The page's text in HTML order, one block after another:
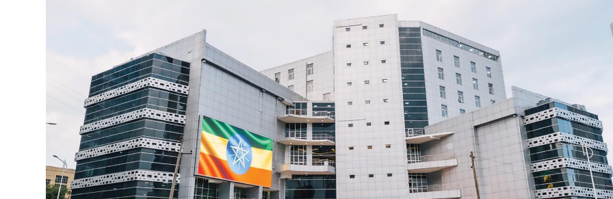
የቤኒን የዲጂታል ትራንስፎርሜሽን እና ኢኖቬሽን
ሚኒስትር ማሁና አክፕሎጋን የኢፌዴሪ መሶብ
አገልግሎትን ጎበኙ
August 5, 2026
2ኛው የአዲስ ሚዲያ ኔትዎርክ አመራሮች እና
ሠራተኞች ስፖርት ፌስቲቫል በቴሌቪዥን ዘርፍ
አሸናፊነት ተጠናቀቀ
August 1, 2026
ተቃውሞ የበዛበት የፊፋ አዲሱ እቅድ
July 30, 2026
አዲስ ሚዲያ ኔትዎርክ በይዘት ስራዎቹ
ትርክትን በማረም እና የወል ትርክትን
ሃላፊነቱን እየተወጣ ይገኛል
AmnAdmin